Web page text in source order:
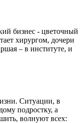
бизнес - цветочный
хирургом, дочери
– в институте, и
Ситуации, в
подростку, а
волнуют всех: